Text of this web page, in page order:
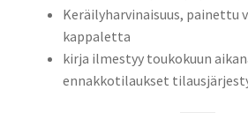
Keräilyharvinaisuus, painettu
kappaletta
kirja ilmestyy toukokuun
ennakkotilaukset